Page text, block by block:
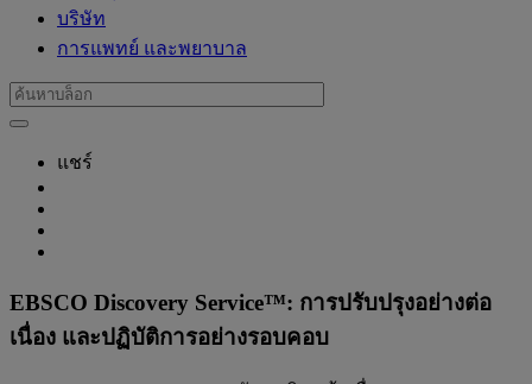
บริษัท
การแพทย์ และพยาบาล
แชร์
EBSCO Discovery Service™: การปรับปรุงอย่างต่อ
เนื่อง และปฏิบัติการอย่างรอบคอบ